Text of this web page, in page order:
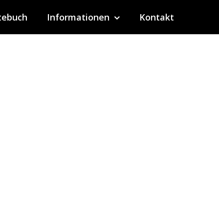
Informationen Kontakt